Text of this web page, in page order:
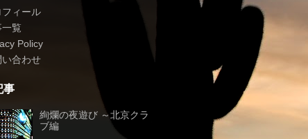
フィール
覧
Policy
い合わせ
事
絢爛の夜遊び ～北京クラ
ブ編